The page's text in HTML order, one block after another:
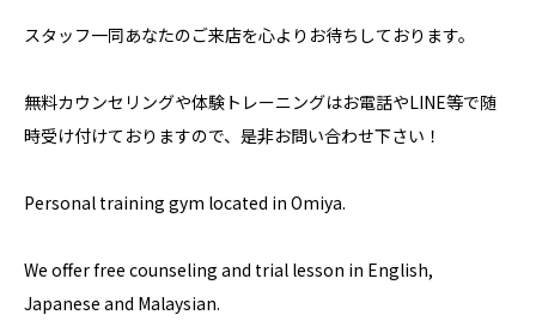
スタッフ一同あなたのご来店を心よりお待ちしております。
無料カウンセリングや体験トレーニングはお電話やLINE等で随
時受け付けておりますので、是非お問い合わせ下さい！
Personal training gym located in Omiya.
We offer free counseling and trial lesson in English,
Japanese and Malaysian.